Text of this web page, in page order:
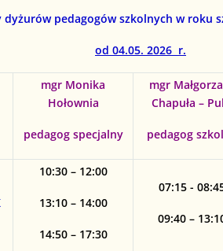
dyżurów pedagogów szkolnych w roku
od 04.05. 2026 r.
mgr Monika
Hołownia
pedagog specjalny
mgr
Chapuła –
pedagog
10:30 – 12:00
13:10 – 14:00
14:50 – 17:30
07:15 -
09:40 –